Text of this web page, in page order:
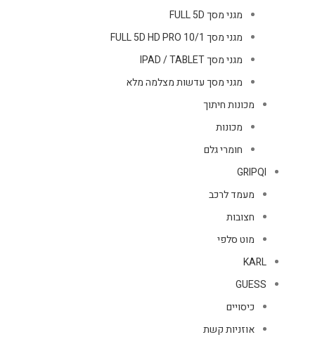
מגני מסך FULL 5D
מגני מסך FULL 5D HD PRO 10/1
מגני מסך IPAD / TABLET
מגני מסך עדשות מצלמה מלא
מכונות חיתוך
מכונות
חומרי גלם
GRIPQI
מעמד לרכב
חצובות
מוט סלפי
KARL
GUESS
כיסויים
אוזניות קשת